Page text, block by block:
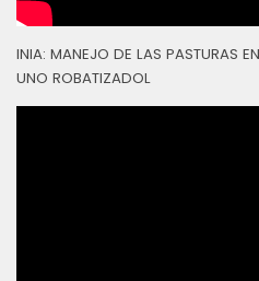
INIA: MANEJO DE LAS PASTURAS
UNO ROBATIZADOL